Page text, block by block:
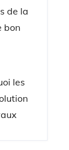
de la
bon
les